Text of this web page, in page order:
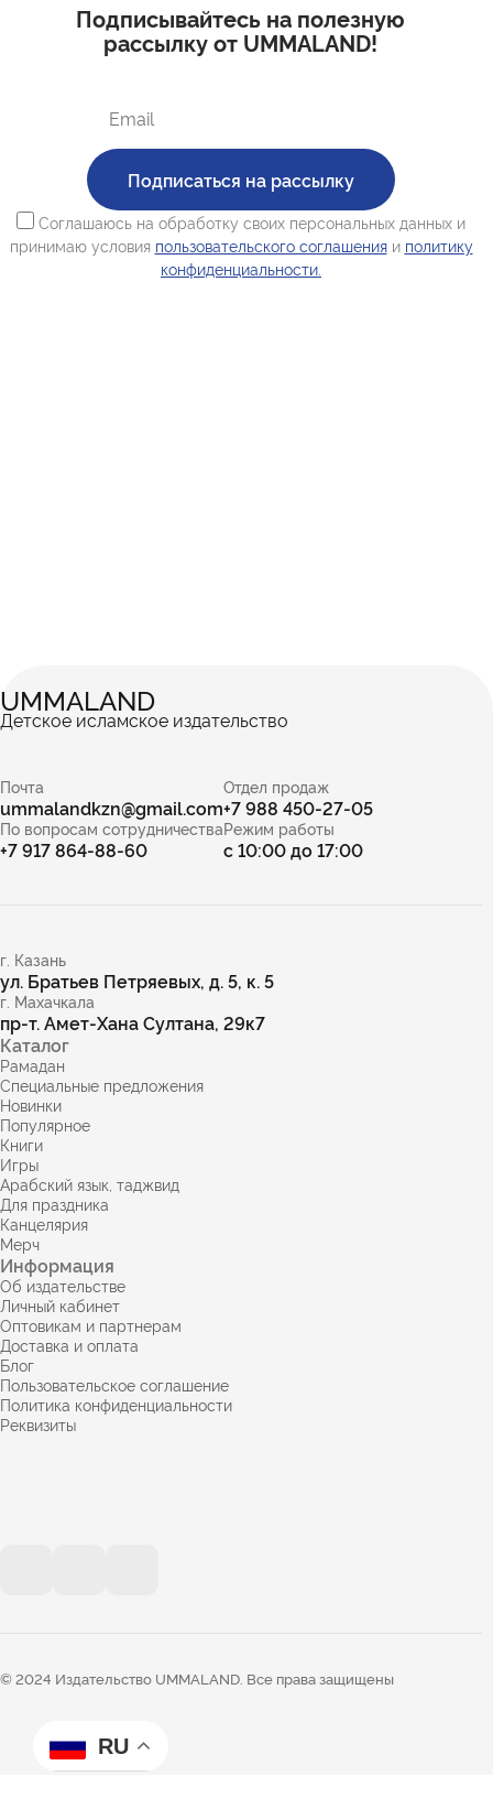
Подписывайтесь на полезную
рассылку от UMMALAND!
Подписаться на рассылку
Соглашаюсь на обработку своих персональных данных и
принимаю условия пользовательского соглашенияи политику
конфиденциальности.
UMMALAND
Детское исламское издательство
Почта
ummalandkzn@gmail.com
Отдел продаж
+7 988 450-27-05
По вопросам сотрудничества
+7 917 864-88-60
Режим работы
с 10:00 до 17:00
г. Казань
ул. Братьев Петряевых, д. 5, к. 5
г. Махачкала
пр-т. Амет-Хана Султана, 29к7
Каталог
Рамадан
Специальные предложения
Новинки
Популярное
Книги
Игры
Арабский язык, таджвид
Для праздника
Канцелярия
Мерч
Информация
Об издательстве
Личный кабинет
Оптовикам и партнерам
Доставка и оплата
Блог
Пользовательское соглашение
Политика конфиденциальности
Реквизиты
© 2024 Издательство UMMALAND. Все права защищены
RU